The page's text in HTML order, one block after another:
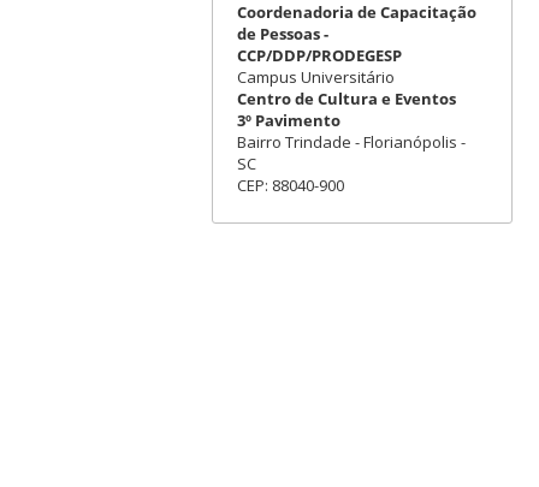
Coordenadoria de Capacitação
de Pessoas -
CCP/DDP/PRODEGESP
Campus Universitário
Centro de Cultura e Eventos
3º Pavimento
Bairro Trindade - Florianópolis -
SC
CEP: 88040-900